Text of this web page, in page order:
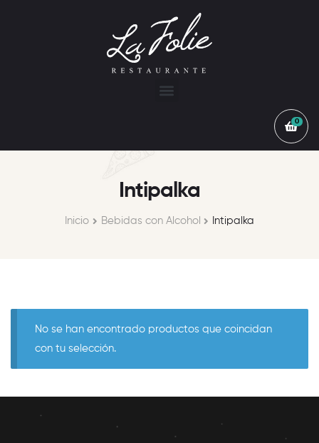
0
Intipalka
Inicio Bebidas con Alcohol Intipalka
No se han encontrado productos que coincidan
con tu selección.